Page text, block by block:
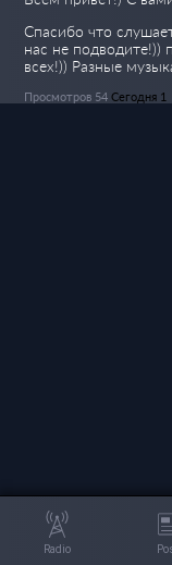
Спасибо что
нас не подводите!))
всех!)) Разные
Просмотров 54 Сегодня 1
Radio